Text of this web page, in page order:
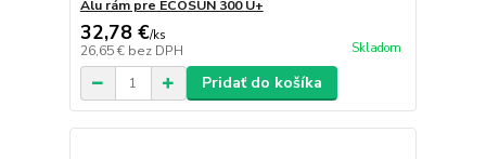
Alu rám pre ECOSUN 300 U+
32,78 €/ks
26,65 € bez DPH Skladom
Pridať do košíka